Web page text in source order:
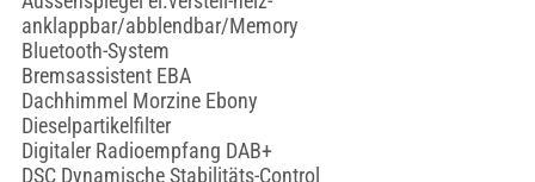
anklappbar/abblendbar/Memory
Bluetooth-System
Bremsassistent EBA
Dachhimmel Morzine Ebony
Dieselpartikelfilter
Digitaler Radioempfang DAB+
DSC Dynamische Stabilitäts-Control